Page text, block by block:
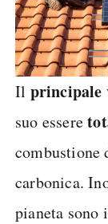
Il principale
suo essere
combustione
carbonica.
pianeta sono